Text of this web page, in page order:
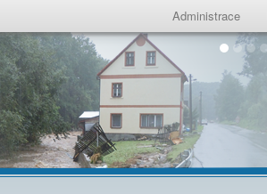
Administrace